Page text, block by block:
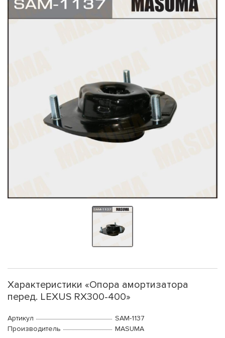
Характеристики «Опора амортизатора
перед. LEXUS RX300-400»
Артикул
SAM-1137
Производитель
MASUMA